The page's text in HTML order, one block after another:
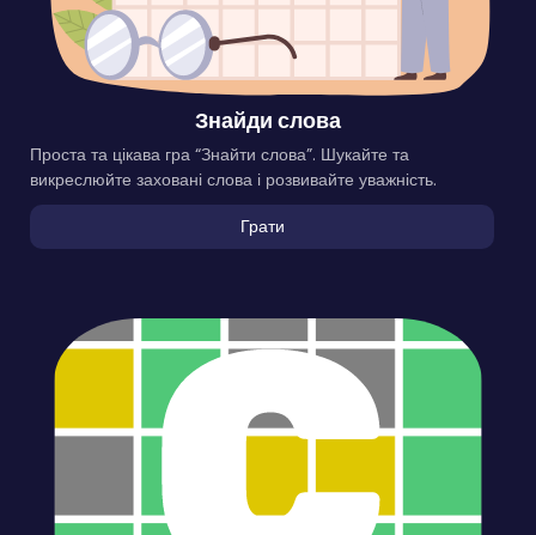
Знайди слова
Проста та цікава гра “Знайти слова”. Шукайте та
викреслюйте заховані слова і розвивайте уважність.
Грати